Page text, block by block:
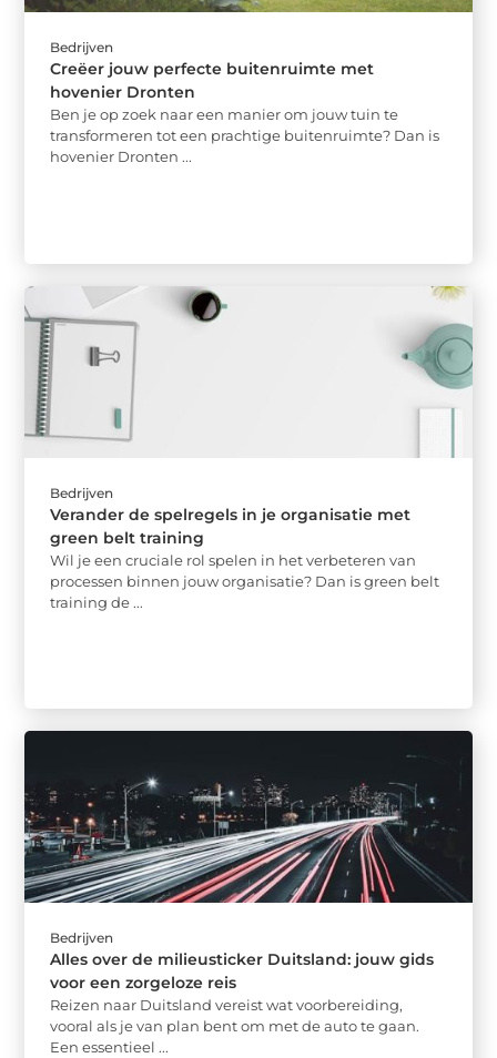
Bedrijven
Creëer jouw perfecte buitenruimte met
hovenier Dronten
Ben je op zoek naar een manier om jouw tuin te
transformeren tot een prachtige buitenruimte? Dan is
hovenier Dronten ...
Bedrijven
Verander de spelregels in je organisatie met
green belt training
Wil je een cruciale rol spelen in het verbeteren van
processen binnen jouw organisatie? Dan is green belt
training de ...
Bedrijven
Alles over de milieusticker Duitsland: jouw gids
voor een zorgeloze reis
Reizen naar Duitsland vereist wat voorbereiding,
vooral als je van plan bent om met de auto te gaan.
Een essentieel ...